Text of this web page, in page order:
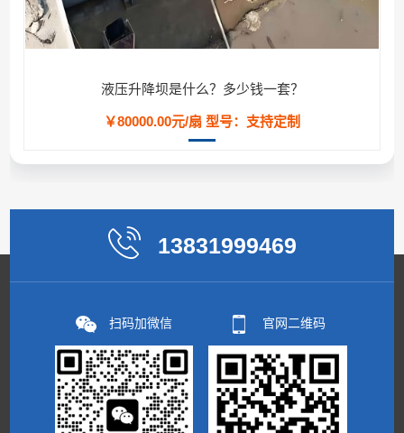
液压升降坝是什么？多少钱一套？
￥80000.00元/扇 型号：支持定制
13831999469
扫码加微信 官网二维码